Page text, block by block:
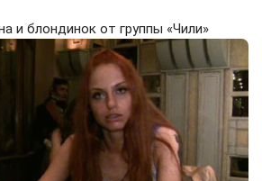
и блондинок от группы «Чили»